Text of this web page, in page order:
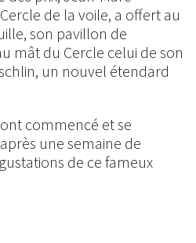
de la voile, a offert au
son pavillon de
mât du Cercle celui de son
un nouvel étendard
commencé et se
une semaine de
de ce fameux